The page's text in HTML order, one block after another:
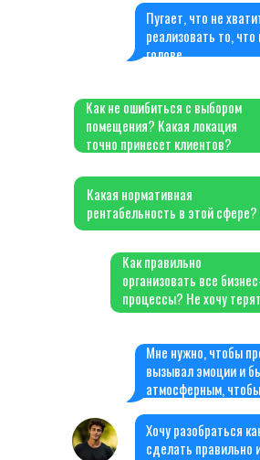
Пугает, что не
реализовать то,
голове.
Мне нужно, чтобы
вызывал эмоции и
атмосферным,
Хочу разобраться
сделать правильно
Как не ошибиться с выбором
помещения? Какая локация
точно принесет клиентов?
Какая нормативная
рентабельность в этой сфере?
Как правильно
организовать все
процессы? Не хочу
время в пустую.